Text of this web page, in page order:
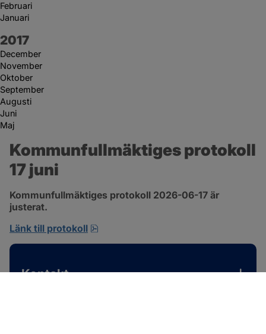
Februari
Januari
År:
2017
December
November
Oktober
September
Augusti
Juni
Maj
Kommunfullmäktiges protokoll
17 juni
Kommunfullmäktiges protokoll 2026-06-17 är
justerat.
Länk till protokoll
Kontakt